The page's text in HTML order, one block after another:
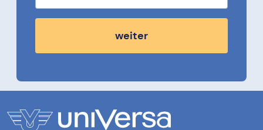
weiter